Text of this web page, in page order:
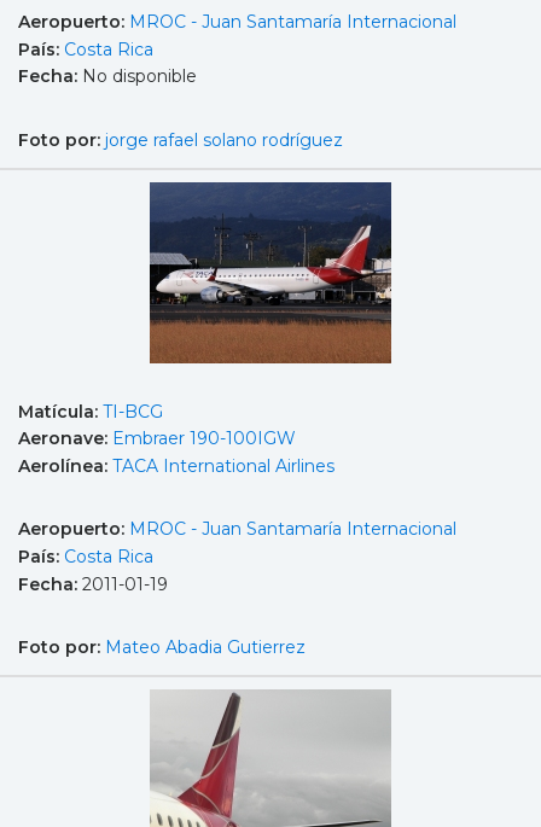
Aeropuerto: MROC - Juan Santamaría Internacional
País: Costa Rica
Fecha: No disponible
Foto por: jorge rafael solano rodríguez
Matícula: TI-BCG
Aeronave: Embraer 190-100IGW
Aerolínea: TACA International Airlines
Aeropuerto: MROC - Juan Santamaría Internacional
País: Costa Rica
Fecha: 2011-01-19
Foto por: Mateo Abadia Gutierrez